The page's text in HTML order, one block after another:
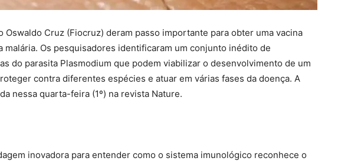
Oswaldo Cruz (Fiocruz) deram passo importante para obter uma vacina
malária. Os pesquisadores identificaram um conjunto inédito de
do parasita Plasmodium que podem viabilizar o desenvolvimento de um
contra diferentes espécies e atuar em várias fases da doença. A
nessa quarta-feira (1º) na revista Nature.
inovadora para entender como o sistema imunológico reconhece o